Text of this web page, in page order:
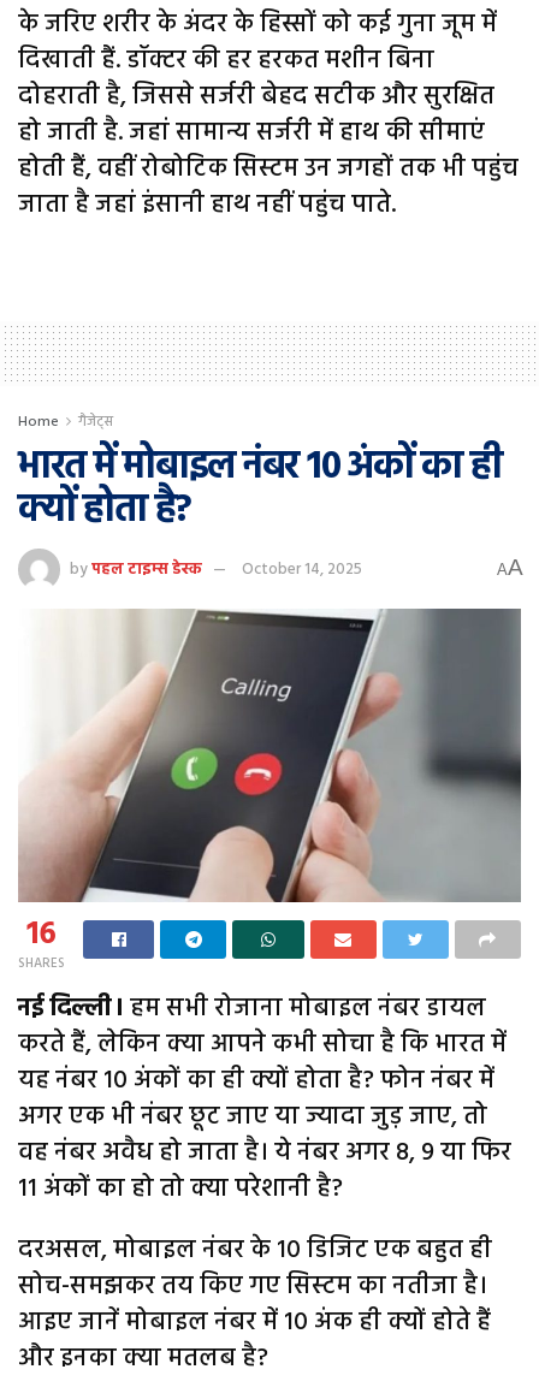
के जरिए शरीर के अंदर के हिस्सों को कई गुना जूम में
दिखाती हैं. डॉक्टर की हर हरकत मशीन बिना
दोहराती है, जिससे सर्जरी बेहद सटीक और सुरक्षित
हो जाती है. जहां सामान्य सर्जरी में हाथ की सीमाएं
होती हैं, वहीं रोबोटिक सिस्टम उन जगहों तक भी पहुंच
जाता है जहां इंसानी हाथ नहीं पहुंच पाते.
Home गैजेट्स
भारत में मोबाइल नंबर 10 अंकों का ही
क्यों होता है?
byपहल टाइम्स डेस्क October 14, 2025 AA
16
SHARES
नई दिल्ली। हम सभी रोजाना मोबाइल नंबर डायल
करते हैं, लेकिन क्या आपने कभी सोचा है कि भारत में
यह नंबर 10 अंकों का ही क्यों होता है? फोन नंबर में
अगर एक भी नंबर छूट जाए या ज्यादा जुड़ जाए, तो
वह नंबर अवैध हो जाता है। ये नंबर अगर 8, 9 या फिर
11 अंकों का हो तो क्या परेशानी है?
दरअसल, मोबाइल नंबर के 10 डिजिट एक बहुत ही
सोच-समझकर तय किए गए सिस्टम का नतीजा है।
आइए जानें मोबाइल नंबर में 10 अंक ही क्यों होते हैं
और इनका क्या मतलब है?